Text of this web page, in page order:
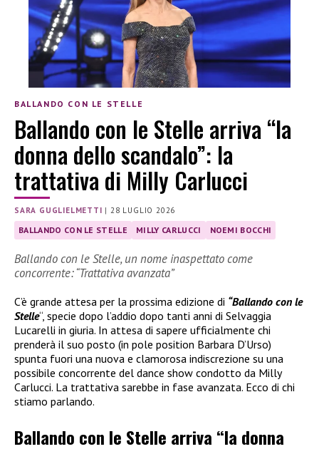
BALLANDO CON LE STELLE
Ballando con le Stelle arriva “la
donna dello scandalo”: la
trattativa di Milly Carlucci
SARA GUGLIELMETTI |28 LUGLIO 2026
BALLANDO CON LE STELLE MILLY CARLUCCI NOEMI BOCCHI
Ballando con le Stelle, un nome inaspettato come
concorrente: “Trattativa avanzata”
C’è grande attesa per la prossima edizione di “Ballando con le
Stelle“, specie dopo l’addio dopo tanti anni di Selvaggia
Lucarelli in giuria. In attesa di sapere ufficialmente chi
prenderà il suo posto (in pole position Barbara D’Urso)
spunta fuori una nuova e clamorosa indiscrezione su una
possibile concorrente del dance show condotto da Milly
Carlucci. La trattativa sarebbe in fase avanzata. Ecco di chi
stiamo parlando.
Ballando con le Stelle arriva “la donna